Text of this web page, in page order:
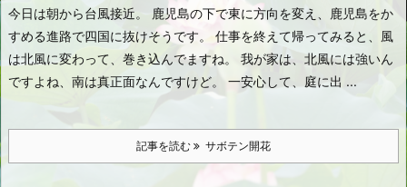
今日は朝から台風接近。 鹿児島の下で東に方向を変え、鹿児島をか
すめる進路で四国に抜けそうです。 仕事を終えて帰ってみると、風
は北風に変わって、巻き込んでますね。 我が家は、北風には強いん
ですよね、南は真正面なんですけど。 一安心して、庭に出 ...
記事を読む サボテン開花